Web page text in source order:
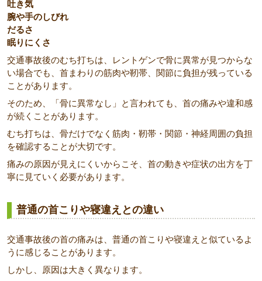
吐き気
腕や手のしびれ
だるさ
眠りにくさ
交通事故後のむち打ちは、レントゲンで骨に異常が見つからな
い場合でも、首まわりの筋肉や靭帯、関節に負担が残っている
ことがあります。
そのため、「骨に異常なし」と言われても、首の痛みや違和感
が続くことがあります。
むち打ちは、骨だけでなく筋肉・靭帯・関節・神経周囲の負担
を確認することが大切です。
痛みの原因が見えにくいからこそ、首の動きや症状の出方を丁
寧に見ていく必要があります。
普通の首こりや寝違えとの違い
交通事故後の首の痛みは、普通の首こりや寝違えと似ているよ
うに感じることがあります。
しかし、原因は大きく異なります。